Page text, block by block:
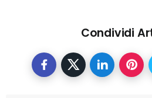
Condividi